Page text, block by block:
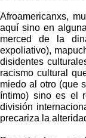
Afroamericanxs,
aquí sino en
merced de la
expoliativo),
disidentes
racismo cultural
miedo al otro (que
íntimo) sino es el
división
precariza la